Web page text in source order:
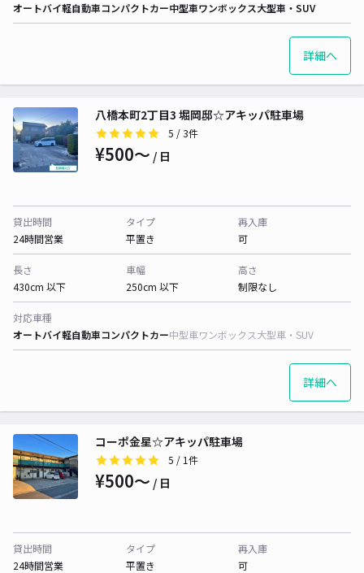
オートバイ軽自動車コンパクトカー中型車ワンボックス大型車・SUV
詳細へ
八橋本町2丁目3 堀岡邸☆アキッパ駐車場
5 / 3件
¥500〜 / 日
貸出時間
24時間営業
タイプ
平置き
再入庫
可
長さ
430cm 以下
車幅
250cm 以下
高さ
制限なし
対応車種
オートバイ軽自動車コンパクトカー中型車ワンボックス大型車・SUV
詳細へ
コーポ金星☆アキッパ駐車場
5 / 1件
¥500〜 / 日
貸出時間
24時間営業
タイプ
平置き
再入庫
可